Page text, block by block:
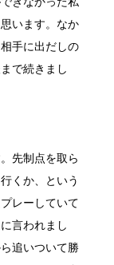
います。なか
手に出だしの
で続きまし
先制点を取ら
くか、という
レーしていて
言われまし
追いついて勝